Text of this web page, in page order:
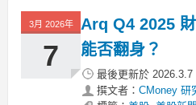
公司近期營
析師預估每
溫
3月 2026年
7
Arq Q4 2025
能否翻身？
最後更新於 2026.3.7
撰文者： CMoney 研